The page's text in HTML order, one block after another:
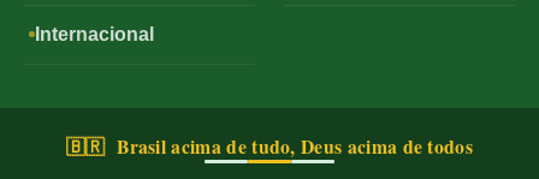
Internacional
🇧🇷 Brasil acima de tudo, Deus acima de todos